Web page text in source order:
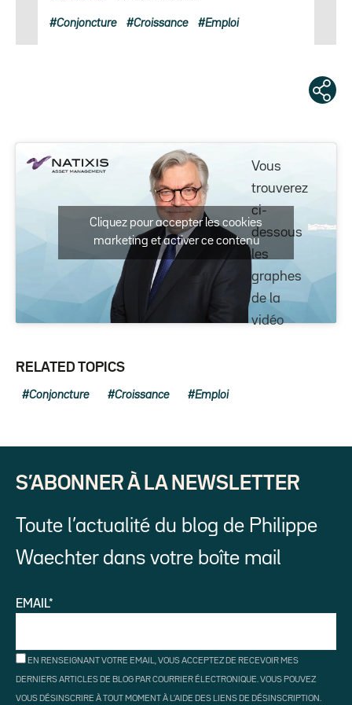
Conjoncture Croissance Emploi
Vous
trouverez
ci-
dessous
les
graphes
de la
vidéo
Cliquez pour accepter les cookies
marketing et activer ce contenu
RELATED TOPICS
Conjoncture Croissance Emploi
S’ABONNER À LA NEWSLETTER
Toute l’actualité du blog de Philippe
Waechter dans votre boîte mail
EMAIL*
EN RENSEIGNANT VOTRE EMAIL, VOUS ACCEPTEZ DE RECEVOIR MES
DERNIERS ARTICLES DE BLOG PAR COURRIER ÉLECTRONIQUE. VOUS POUVEZ
VOUS DÉSINSCRIRE À TOUT MOMENT À L'AIDE DES LIENS DE DÉSINSCRIPTION.